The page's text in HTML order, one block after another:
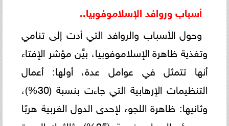
أسباب وروافد الإسلاموفوبيا..
وحول الأسباب والروافد التي أدت إلى تنامي
وتغذية ظاهرة الإسلاموفوبيا، بيَّن مؤشر الإفتاء
أنها تتمثل في عوامل عدة، أولها: أعمال
التنظيمات الإرهابية التي جاءت بنسبة (30%)،
وثانيها: ظاهرة اللجوء لإحدى الدول الغربية هربًا